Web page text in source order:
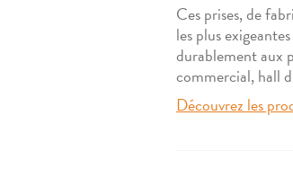
Ces prises, de
les plus
durablement aux
commercial, hall
Découvrez les